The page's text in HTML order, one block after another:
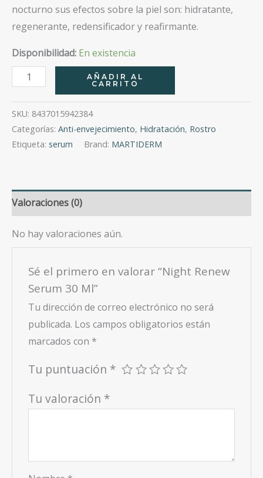
nocturno sus efectos sobre la piel son: hidratante,
regenerante, redensificador y reafirmante.
Disponibilidad: En existencia
Night
Renew
Serum
30
Ml
AÑADIR AL
CARRITO
SKU: 8437015942384
Categorías: Anti-envejecimiento, Hidratación, Rostro
Etiqueta: serum Brand: MARTIDERM
Valoraciones (0)
No hay valoraciones aún.
Sé el primero en valorar “Night Renew
Serum 30 Ml”
Tu dirección de correo electrónico no será
publicada. Los campos obligatorios están
marcados con *
Tu puntuación *
Tu valoración *